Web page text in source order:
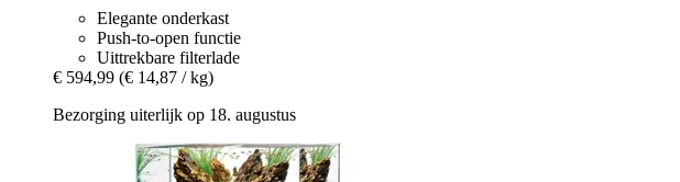
Elegante onderkast
Push-to-open functie
Uittrekbare filterlade
€ 594,99 (€ 14,87 / kg)
Bezorging uiterlijk op 18. augustus